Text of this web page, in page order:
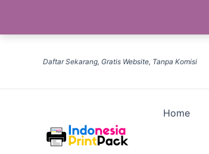
Daftar Sekarang, Gratis Website, Tanpa Komisi
Home